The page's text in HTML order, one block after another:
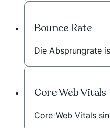
Bounce Rate
Die Absprungrate
Core Web Vitals
Core Web Vitals